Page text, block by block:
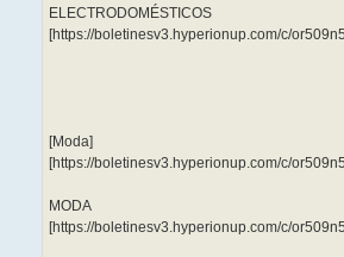
ELECTRODOMÉSTICOS
[https://boletinesv3.hyperionup.com/c/
[Moda]
[https://boletinesv3.hyperionup.com/c/
MODA
[https://boletinesv3.hyperionup.com/c/